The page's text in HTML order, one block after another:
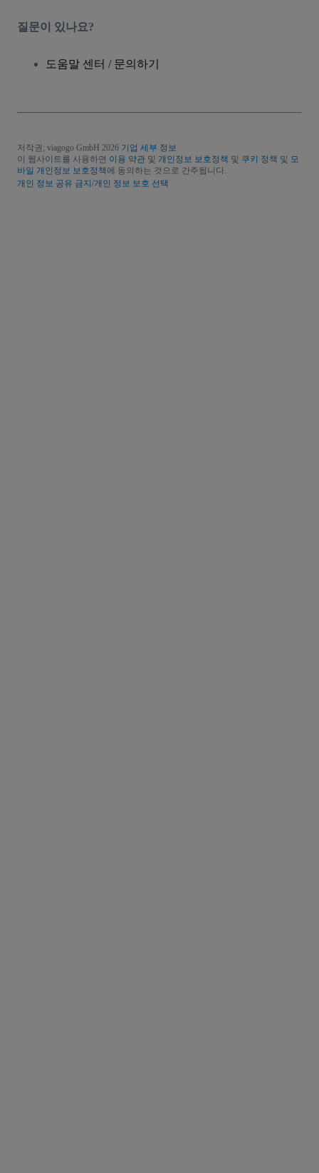
질문이 있나요?
도움말 센터 / 문의하기
저작권; viagogo GmbH 2026 기업 세부 정보
이 웹사이트를 사용하면 이용 약관 및 개인정보 보호정책 및 쿠키 정책 및 모
바일 개인정보 보호정책 에 동의하는 것으로 간주됩니다.
개인 정보 공유 금지/개인 정보 보호 선택